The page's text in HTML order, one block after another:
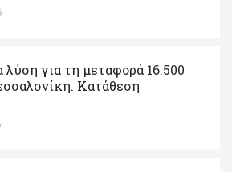
λύση για τη μεταφορά 16.500
Κατάθεση